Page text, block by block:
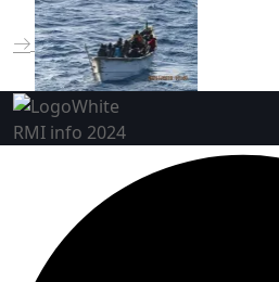
RMI info 2024